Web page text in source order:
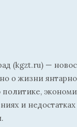
(kgzt.ru) —
о жизни
политике,
и